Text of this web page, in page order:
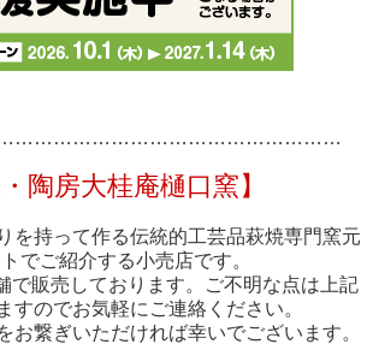
…………… ………
陶房大桂庵樋口窯】
を持って作る伝統的工芸品萩焼専門窯元
でご紹介する小売店です。
で販売しております。ご不明な点は上記
のでお気軽にご連絡ください。
繋ぎいただければ幸いでございます。